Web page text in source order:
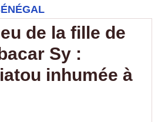
de la fille de
Sy :
inhumée à